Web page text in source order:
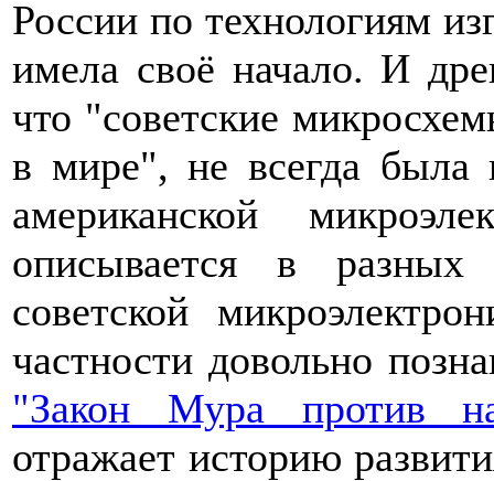
России по технологиям
имела своё начало. И
что "советские
в мире", не всегда была
американской
описывается в
советской
частности довольно
"Закон Мура против
отражает историю